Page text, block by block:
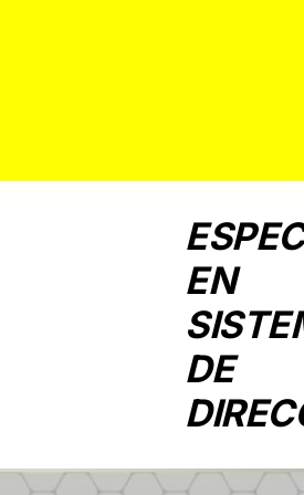
EN
DE